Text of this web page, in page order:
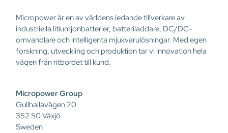
Micropower är en av världens ledande tillverkare av
industriella litiumjonbatterier, batteriladdare, DC/DC-
omvandlare och intelligenta mjukvarulösningar. Med egen
forskning, utveckling och produktion tar vi innovation hela
vägen från ritbordet till kund.
Micropower Group
Gullhallavägen 20
352 50 Växjö
Sweden